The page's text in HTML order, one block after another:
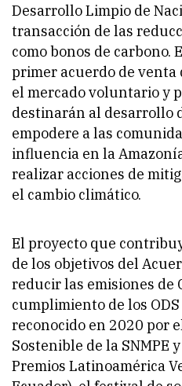
Desarrollo Limpio de
transacción de las
como bonos de carbono.
primer acuerdo de venta
el mercado voluntario y
destinarán al desarrollo
empodere a las
influencia en la
realizar acciones de
el cambio climático.
El proyecto que
de los objetivos del
reducir las emisiones de
cumplimiento de los
reconocido en 2020 por
Sostenible de la SNMPE
Premios Latinoamérica